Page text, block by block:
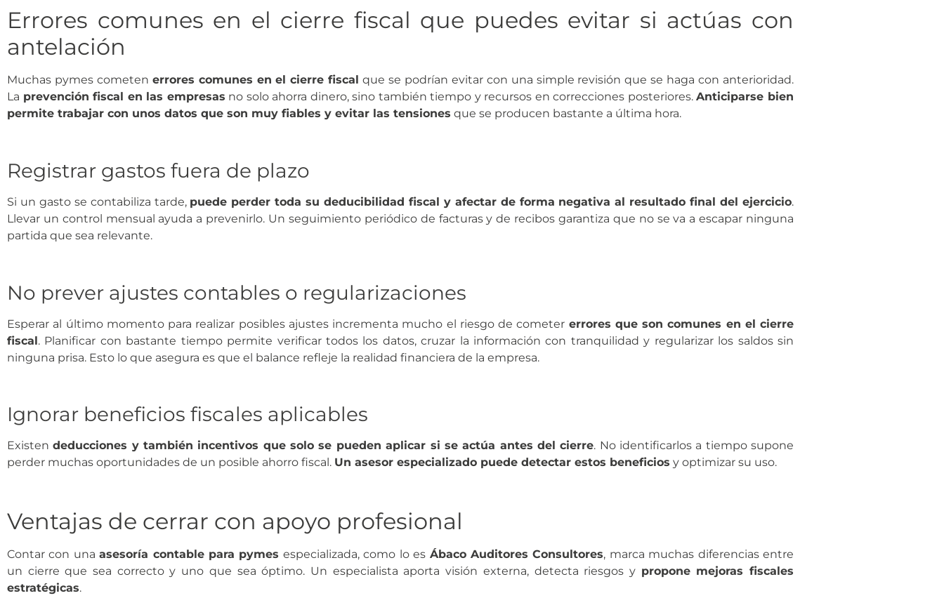
Errores comunes en el cierre fiscal que puedes evitar si actúas con
antelación
Muchas pymes cometen errores comunes en el cierre fiscal que se podrían evitar con una simple revisión que se haga con anterioridad.
La prevención fiscal en las empresas no solo ahorra dinero, sino también tiempo y recursos en correcciones posteriores.Anticiparse bien
permite trabajar con unos datos que son muy fiables y evitar las tensiones que se producen bastante a última hora.
Registrar gastos fuera de plazo
Si un gasto se contabiliza tarde, puede perder toda su deducibilidad fiscal y afectar de forma negativa al resultado final del ejercicio.
Llevar un control mensual ayuda a prevenirlo. Un seguimiento periódico de facturas y de recibos garantiza que no se va a escapar ninguna
partida que sea relevante.
No prever ajustes contables o regularizaciones
Esperar al último momento para realizar posibles ajustes incrementa mucho el riesgo de cometer errores que son comunes en el cierre
fiscal. Planificar con bastante tiempo permite verificar todos los datos, cruzar la información con tranquilidad y regularizar los saldos sin
ninguna prisa. Esto lo que asegura es que el balance refleje la realidad financiera de la empresa.
Ignorar beneficios fiscales aplicables
Existendeducciones y también incentivos que solo se pueden aplicar si se actúa antes del cierre. No identificarlos a tiempo supone
perder muchas oportunidades de un posible ahorro fiscal. Un asesor especializado puede detectar estos beneficios y optimizar su uso.
Ventajas de cerrar con apoyo profesional
Contar con unaasesoría contable para pymes especializada, como lo es Ábaco Auditores Consultores, marca muchas diferencias entre
un cierre que sea correcto y uno que sea óptimo. Un especialista aporta visión externa, detecta riesgos y propone mejoras fiscales
estratégicas.